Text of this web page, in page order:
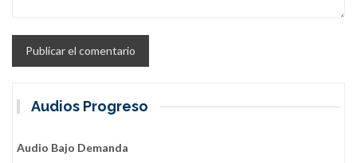
Audios Progreso
Audio Bajo Demanda